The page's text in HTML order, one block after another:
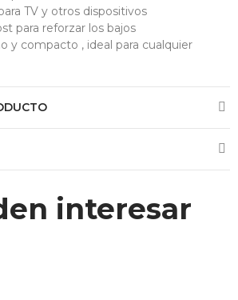
TV y otros dispositivos
para reforzar los bajos
y compacto , ideal para cualquier
interesar